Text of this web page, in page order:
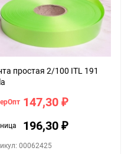
мятный
простая 2/100 ITL 191
147,30 ₽
196,30 ₽
00062425